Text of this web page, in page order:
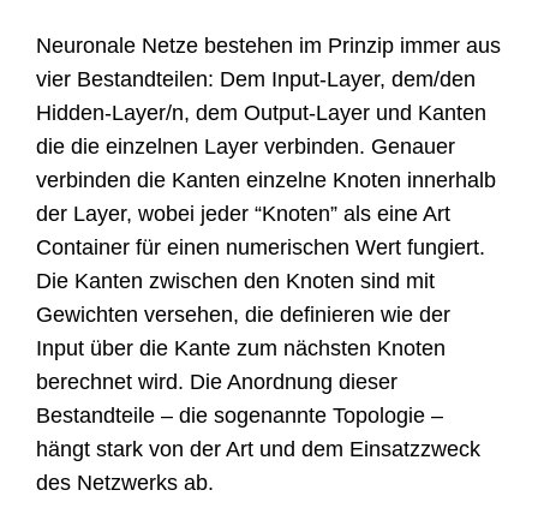
Neuronale Netze bestehen im Prinzip immer aus
vier Bestandteilen: Dem Input-Layer, dem/den
Hidden-Layer/n, dem Output-Layer und Kanten
die die einzelnen Layer verbinden. Genauer
verbinden die Kanten einzelne Knoten innerhalb
der Layer, wobei jeder “Knoten” als eine Art
Container für einen numerischen Wert fungiert.
Die Kanten zwischen den Knoten sind mit
Gewichten versehen, die definieren wie der
Input über die Kante zum nächsten Knoten
berechnet wird. Die Anordnung dieser
Bestandteile – die sogenannte Topologie –
hängt stark von der Art und dem Einsatzzweck
des Netzwerks ab.